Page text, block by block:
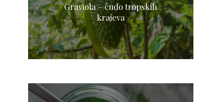
Graviola – čudo tropskih
krajeva